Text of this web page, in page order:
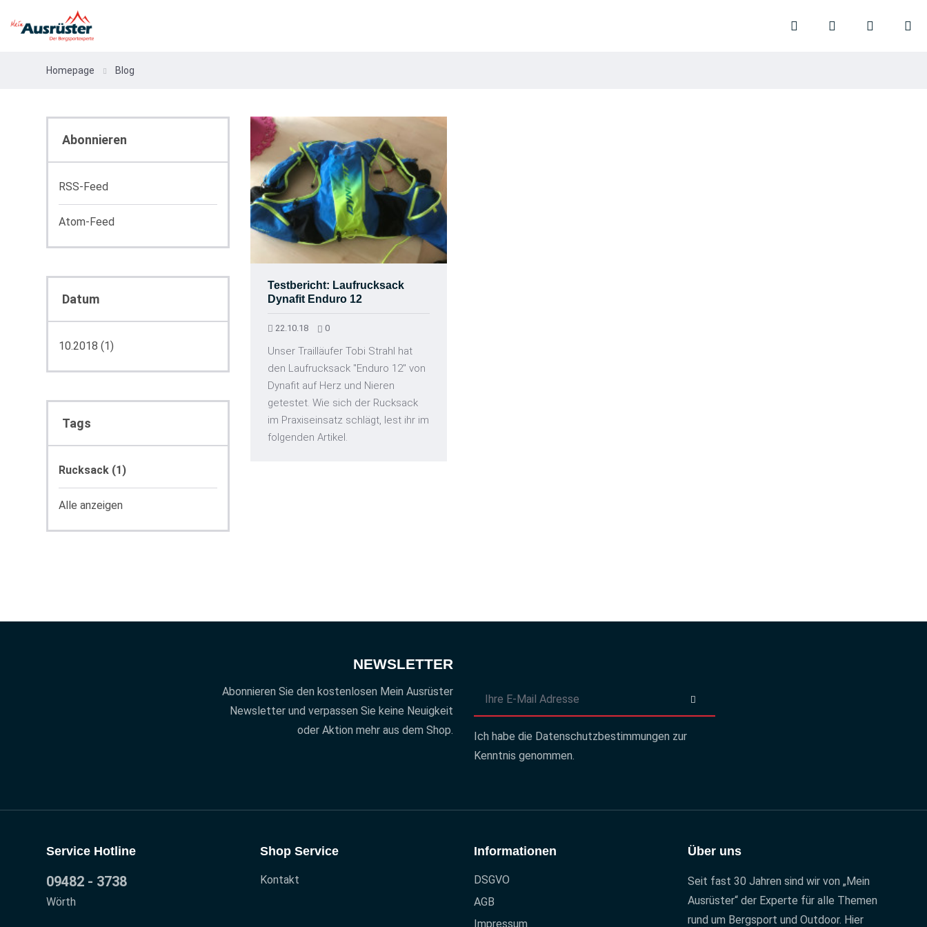
Homepage Blog
Abonnieren
RSS-Feed
Atom-Feed
Datum
10.2018 (1)
Tags
Rucksack (1)
Alle anzeigen
Testbericht: Laufrucksack
Dynafit Enduro 12
22.10.18 0
Unser Trailläufer Tobi Strahl hat
den Laufrucksack "Enduro 12" von
Dynafit auf Herz und Nieren
getestet. Wie sich der Rucksack
im Praxiseinsatz schlägt, lest ihr im
folgenden Artikel.
Service Hotline
09482 - 3738
Wörth
Shop Service
Kontakt
Informationen
DSGVO
AGB
Impressum
Über uns
Seit fast 30 Jahren sind wir von „Mein
Ausrüster“ der Experte für alle Themen
rund um Bergsport und Outdoor. Hier
NEWSLETTER
Abonnieren Sie den kostenlosen Mein Ausrüster
Newsletter und verpassen Sie keine Neuigkeit
oder Aktion mehr aus dem Shop.
Ich habe die Datenschutzbestimmungen zur
Kenntnis genommen.